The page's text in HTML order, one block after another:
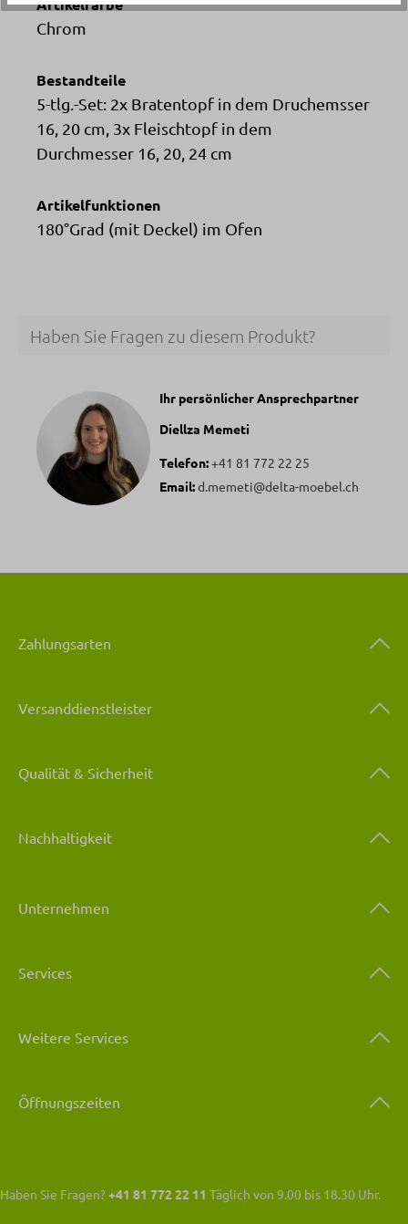
Artikelfarbe
Chrom
Bestandteile
5-tlg.-Set: 2x Bratentopf in dem Druchemsser
16, 20 cm, 3x Fleischtopf in dem
Durchmesser 16, 20, 24 cm
Artikelfunktionen
180°Grad (mit Deckel) im Ofen
Haben Sie Fragen zu diesem Produkt?
Ihr persönlicher Ansprechpartner
Diellza Memeti
Telefon:+41 81 772 22 25
Email:d.memeti@delta-moebel.ch
Zahlungsarten
Versanddienstleister
Qualität & Sicherheit
Nachhaltigkeit
Unternehmen
Services
Weitere Services
Öffnungszeiten
Haben Sie Fragen?+41 81 772 22 11 Täglich von 9.00 bis 18.30 Uhr.